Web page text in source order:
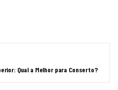
Qual a Melhor para Conserto?